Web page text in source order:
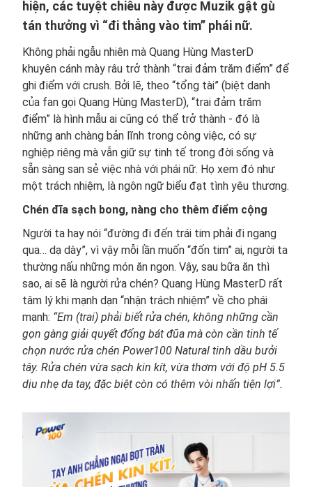
hiện, các tuyệt chiêu này được Muzik gật gù
tán thưởng vì “đi thẳng vào tim” phái nữ.
Không phải ngẫu nhiên mà Quang Hùng MasterD
khuyên cánh mày râu trở thành “trai đảm trăm điểm” để
ghi điểm với crush. Bởi lẽ, theo “tổng tài” (biệt danh
của fan gọi Quang Hùng MasterD), “trai đảm trăm
điểm” là hình mẫu ai cũng có thể trở thành - đó là
những anh chàng bản lĩnh trong công việc, có sự
nghiệp riêng mà vẫn giữ sự tinh tế trong đời sống và
sẵn sàng san sẻ việc nhà với phái nữ. Họ xem đó như
một trách nhiệm, là ngôn ngữ biểu đạt tình yêu thương.
Chén đĩa sạch bong, nàng cho thêm điểm cộng
Người ta hay nói “đường đi đến trái tim phải đi ngang
qua… dạ dày”, vì vậy mỗi lần muốn “đốn tim” ai, người ta
thường nấu những món ăn ngon. Vậy, sau bữa ăn thì
sao, ai sẽ là người rửa chén? Quang Hùng MasterD rất
tâm lý khi mạnh dạn “nhận trách nhiệm” về cho phái
mạnh: “Em (trai) phải biết rửa chén, không những cần
gọn gàng giải quyết đống bát đũa mà còn cần tinh tế
chọn nước rửa chén Power100 Natural tinh dầu bưởi
tây. Rửa chén vừa sạch kin kít, vừa thơm với độ pH 5.5
dịu nhẹ da tay, đặc biệt còn có thêm vòi nhấn tiện lợi”.